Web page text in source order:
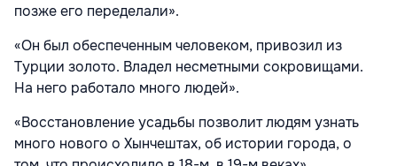
позже его переделали».
«Он был обеспеченным человеком, привозил из
Турции золото. Владел несметными сокровищами.
На него работало много людей».
«Восстановление усадьбы позволит людям узнать
много нового о Хынчештах, об истории города, о